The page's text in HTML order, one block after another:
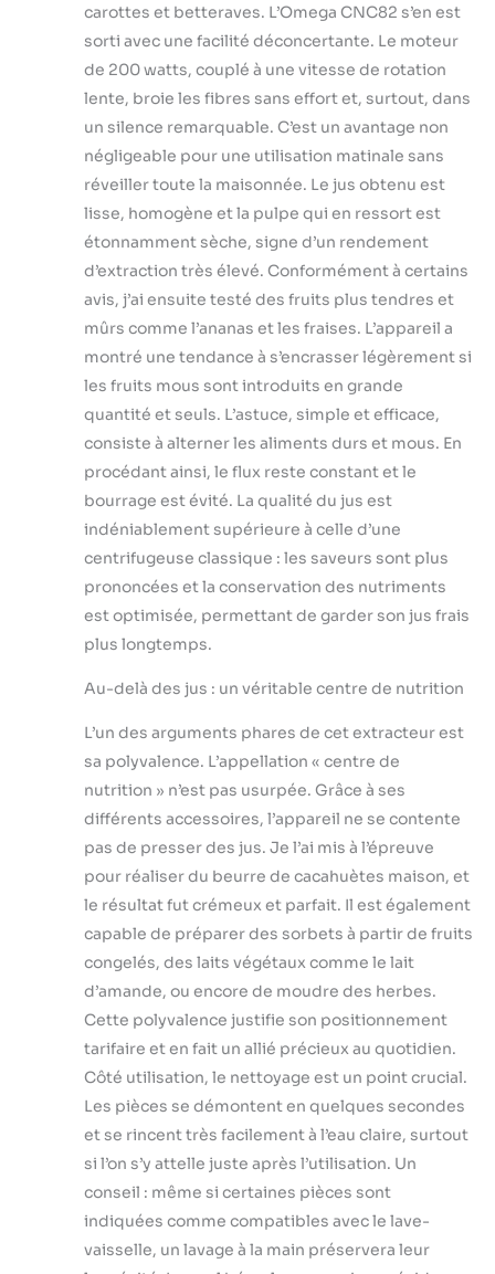
carottes et betteraves. L’Omega CNC82 s’en est
sorti avec une facilité déconcertante. Le moteur
de 200 watts, couplé à une vitesse de rotation
lente, broie les fibres sans effort et, surtout, dans
un silence remarquable. C’est un avantage non
négligeable pour une utilisation matinale sans
réveiller toute la maisonnée. Le jus obtenu est
lisse, homogène et la pulpe qui en ressort est
étonnamment sèche, signe d’un rendement
d’extraction très élevé. Conformément à certains
avis, j’ai ensuite testé des fruits plus tendres et
mûrs comme l’ananas et les fraises. L’appareil a
montré une tendance à s’encrasser légèrement si
les fruits mous sont introduits en grande
quantité et seuls. L’astuce, simple et efficace,
consiste à alterner les aliments durs et mous. En
procédant ainsi, le flux reste constant et le
bourrage est évité. La qualité du jus est
indéniablement supérieure à celle d’une
centrifugeuse classique : les saveurs sont plus
prononcées et la conservation des nutriments
est optimisée, permettant de garder son jus frais
plus longtemps.
Au-delà des jus : un véritable centre de nutrition
L’un des arguments phares de cet extracteur est
sa polyvalence. L’appellation « centre de
nutrition » n’est pas usurpée. Grâce à ses
différents accessoires, l’appareil ne se contente
pas de presser des jus. Je l’ai mis à l’épreuve
pour réaliser du beurre de cacahuètes maison, et
le résultat fut crémeux et parfait. Il est également
capable de préparer des sorbets à partir de fruits
congelés, des laits végétaux comme le lait
d’amande, ou encore de moudre des herbes.
Cette polyvalence justifie son positionnement
tarifaire et en fait un allié précieux au quotidien.
Côté utilisation, le nettoyage est un point crucial.
Les pièces se démontent en quelques secondes
et se rincent très facilement à l’eau claire, surtout
si l’on s’y attelle juste après l’utilisation. Un
conseil : même si certaines pièces sont
indiquées comme compatibles avec le lave-
vaisselle, un lavage à la main préservera leur